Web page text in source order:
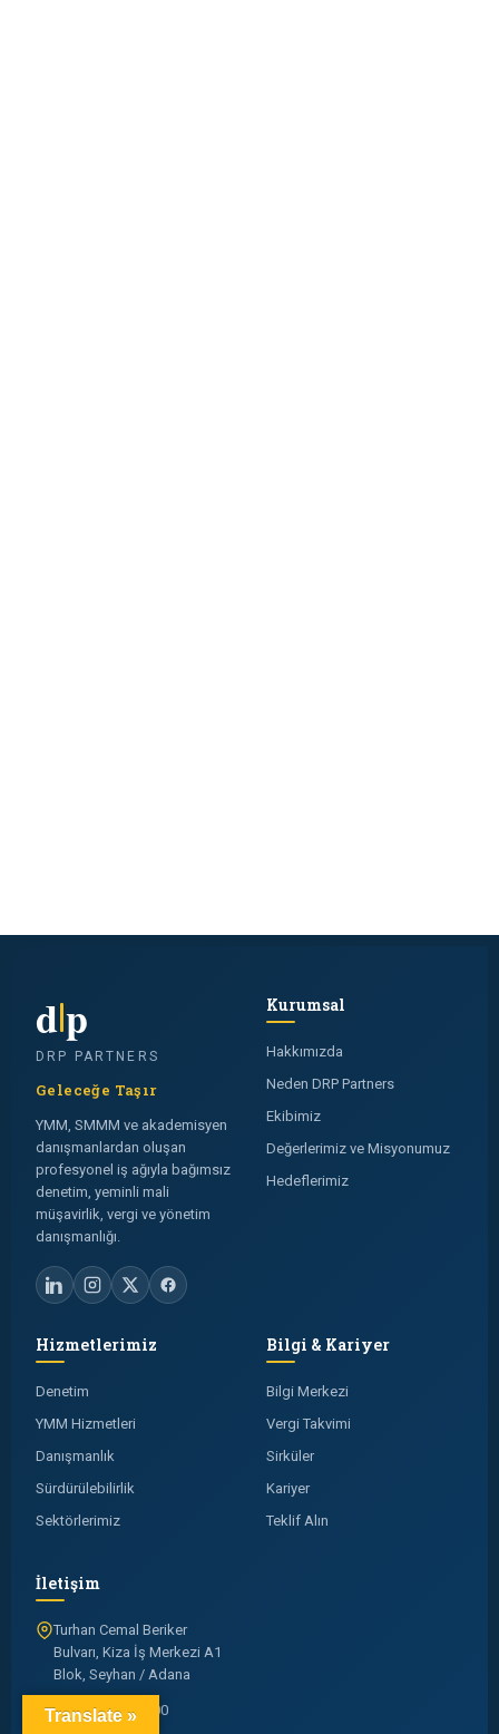
dp
DRP PARTNERS
Geleceğe Taşır
YMM, SMMM ve akademisyen
danışmanlardan oluşan
profesyonel iş ağıyla bağımsız
denetim, yeminli mali
müşavirlik, vergi ve yönetim
danışmanlığı.
Kurumsal
Hakkımızda
Neden DRP Partners
Ekibimiz
Değerlerimiz ve Misyonumuz
Hedeflerimiz
Hizmetlerimiz
Denetim
YMM Hizmetleri
Danışmanlık
Sürdürülebilirlik
Sektörlerimiz
Bilgi & Kariyer
Bilgi Merkezi
Vergi Takvimi
Sirküler
Kariyer
Teklif Alın
İletişim
Turhan Cemal Beriker
Bulvarı, Kiza İş Merkezi A1
Blok, Seyhan / Adana
+90 322 504 50 00
Translate »